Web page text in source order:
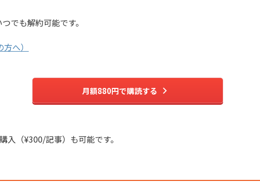
でも解約可能です。
へ）
月額880円で購読する
（¥300/記事）も可能です。